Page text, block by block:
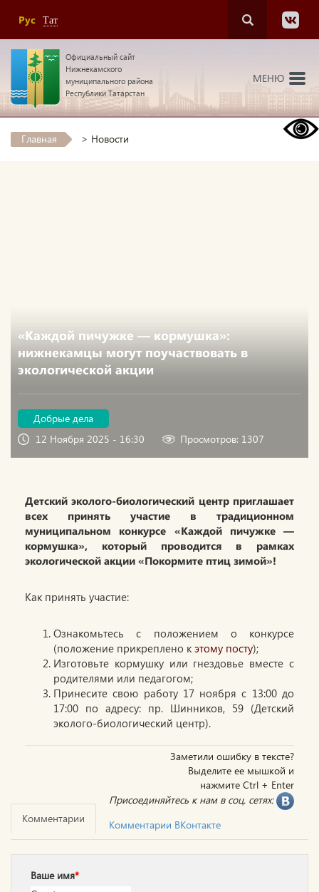
Рус Тат
Официальный сайт
Нижнекамского
муниципального района
Республики Татарстан
МЕНЮ
Главная > Новости
«Каждой пичужке — кормушка»:
нижнекамцы могут поучаствовать в
экологической акции
Добрые дела
12 Ноября 2025 - 16:30
Просмотров: 1307
Детский эколого-биологический центр приглашает
всех принять участие в традиционном
муниципальном конкурсе «Каждой пичужке —
кормушка», который проводится в рамках
экологической акции «Покормите птиц зимой»!
Как принять участие:
Ознакомьтесь с положением о конкурсе
(положение прикреплено к этому посту);
Изготовьте кормушку или гнездовье вместе с
родителями или педагогом;
Принесите свою работу 17 ноября с 13:00 до
17:00 по адресу: пр. Шинников, 59 (Детский
эколого-биологический центр).
Заметили ошибку в тексте?
Выделите ее мышкой и
нажмите Ctrl + Enter
Присоединяйтесь к нам в соц. сетях:
Комментарии
Комментарии ВКонтакте
Ваше имя*